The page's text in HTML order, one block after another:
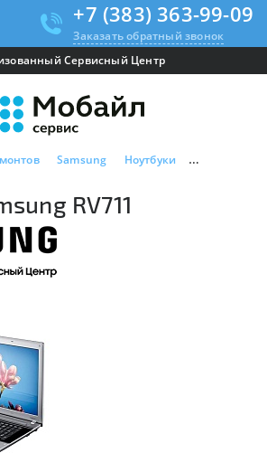
+7 (383) 363-99-09
Заказать обратный звонок
Сервисный Центр
Samsung Ноутбуки Ремонт
RV711